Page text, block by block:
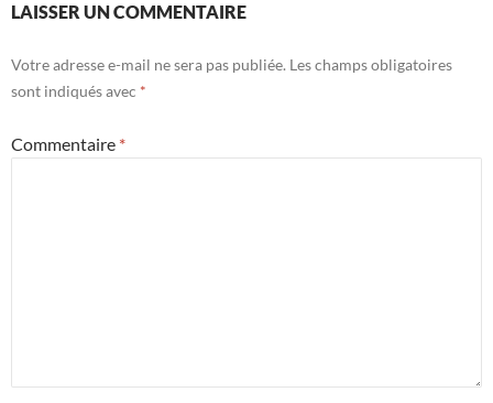
LAISSER UN COMMENTAIRE
Votre adresse e-mail ne sera pas publiée. Les champs obligatoires
sont indiqués avec *
Commentaire *